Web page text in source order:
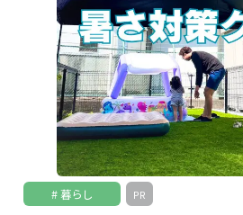
暮らし PR